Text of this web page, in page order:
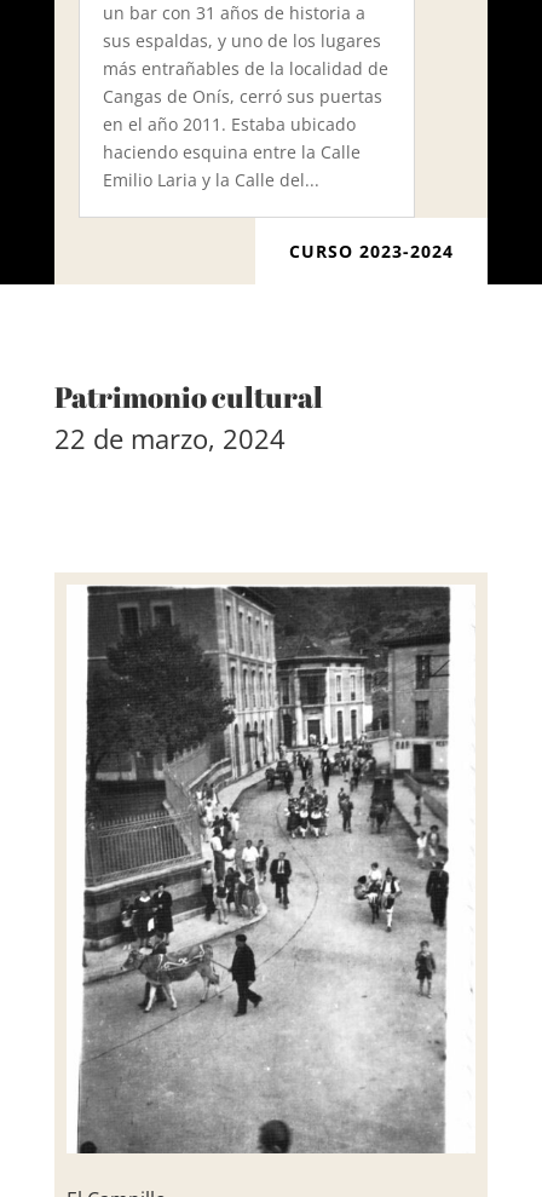
un bar con 31 años de historia a
sus espaldas, y uno de los lugares
más entrañables de la localidad de
Cangas de Onís, cerró sus puertas
en el año 2011. Estaba ubicado
haciendo esquina entre la Calle
Emilio Laria y la Calle del...
CURSO 2023-2024
Patrimonio cultural
22 de marzo, 2024